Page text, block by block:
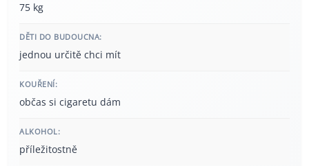
75 kg
DĚTI DO BUDOUCNA:
jednou určitě chci mít
KOUŘENÍ:
občas si cigaretu dám
ALKOHOL:
příležitostně